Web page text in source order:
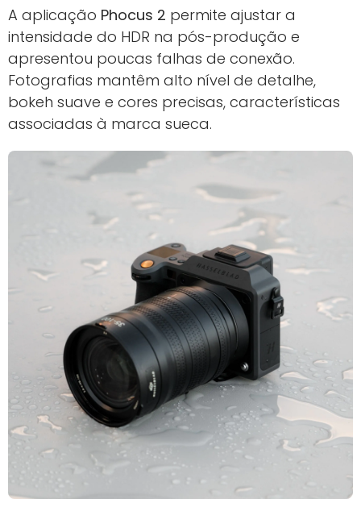
A aplicação Phocus 2 permite ajustar a
intensidade do HDR na pós-produção e
apresentou poucas falhas de conexão.
Fotografias mantêm alto nível de detalhe,
bokeh suave e cores precisas, características
associadas à marca sueca.